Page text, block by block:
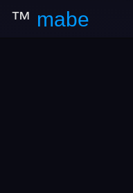
mabe
™